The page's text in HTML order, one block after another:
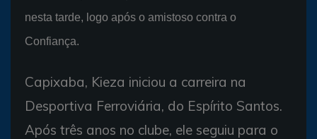
nesta tarde, logo após o amistoso contra o
Confiança.
Capixaba, Kieza iniciou a carreira na
Desportiva Ferroviária, do Espírito Santos.
Após três anos no clube, ele seguiu para o